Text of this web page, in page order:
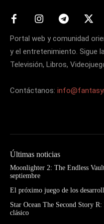
Portal web y comunidad
y el entretenimiento. Sigue
Televisión, Libros,
Contáctanos:
Últimas noticias
Moonlighter 2: The Endless
septiembre
El próximo juego de los
Star Ocean The Second Story
clásico